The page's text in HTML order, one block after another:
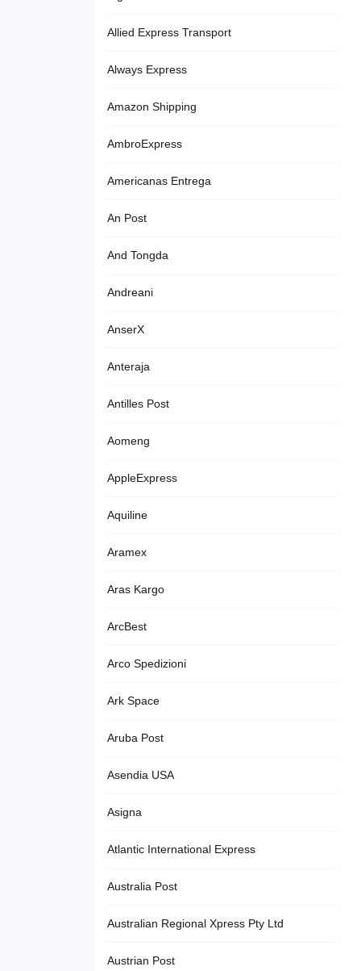
Allied Express Transport
Always Express
Amazon Shipping
AmbroExpress
Americanas Entrega
An Post
And Tongda
Andreani
AnserX
Anteraja
Antilles Post
Aomeng
AppleExpress
Aquiline
Aramex
Aras Kargo
ArcBest
Arco Spedizioni
Ark Space
Aruba Post
Asendia USA
Asigna
Atlantic International Express
Australia Post
Australian Regional Xpress Pty Ltd
Austrian Post